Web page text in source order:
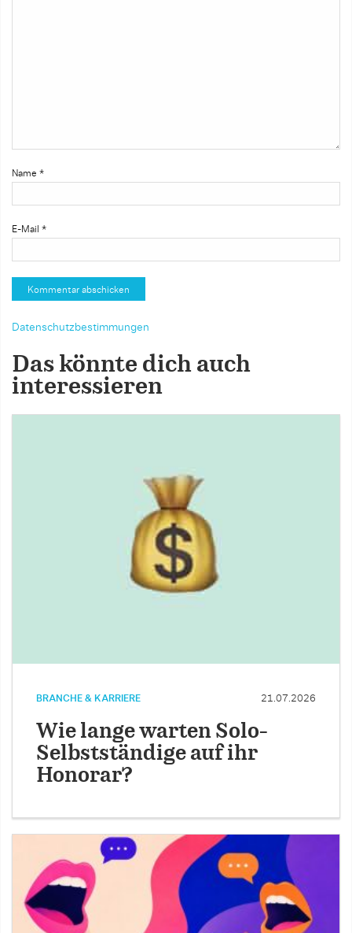
Name *
E-Mail *
Datenschutzbestimmungen
Das könnte dich auch
interessieren
BRANCHE & KARRIERE 21.07.2026
Wie lange warten Solo-
Selbstständige auf ihr
Honorar?